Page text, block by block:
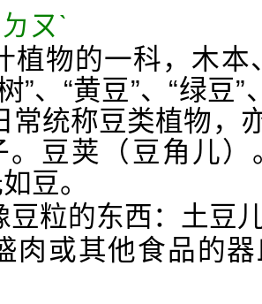
ㄡˋ
物的一科，木本
”、“黄豆”、“绿豆
常统称豆类植物，
。豆荚（豆角儿
豆。
粒的东西：土豆
或其他食品的